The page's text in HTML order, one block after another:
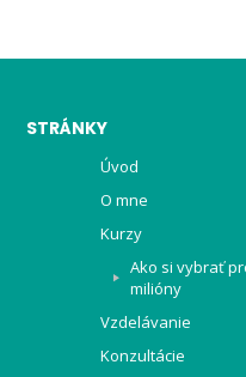
STRÁNKY
Úvod
O mne
Kurzy
Ako si vybrať
milióny
Vzdelávanie
Konzultácie